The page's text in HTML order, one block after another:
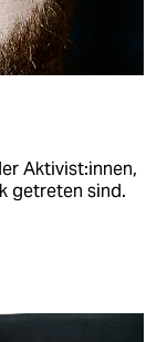
Aktivist:innen,
getreten sind.